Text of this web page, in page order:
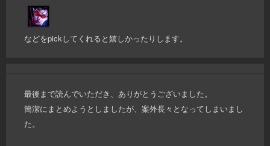
などをpickしてくれると嬉しかったりします。
最後まで読んでいただき、ありがとうございました。
簡潔にまとめようとしましたが、案外長々となってしまいまし
た。